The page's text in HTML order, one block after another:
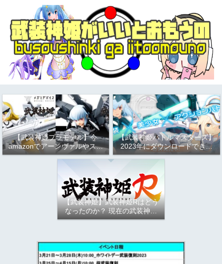
【武装神姫プラモデル】今
amazonでアーンヴァルやスト
ラーフがお得という話
【武装神姫バトルマスターズ】
2023年にダウンロードできる
か問題について
【武装神姫】武装神姫Rはどう
なったのか？ 現在の武装神姫
アーケード（バトコン）につい